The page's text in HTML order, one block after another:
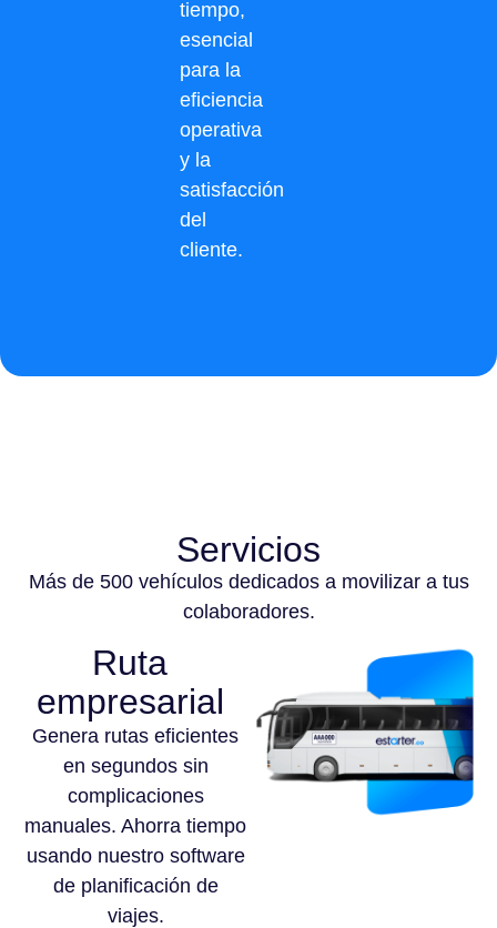
tiempo,
esencial
para la
eficiencia
operativa
y la
satisfacción
del
cliente.
Servicios
Más de 500 vehículos dedicados a movilizar a tus
colaboradores.
Ruta
empresarial
Genera rutas eficientes
en segundos sin
complicaciones
manuales. Ahorra tiempo
usando nuestro software
de planificación de
viajes.